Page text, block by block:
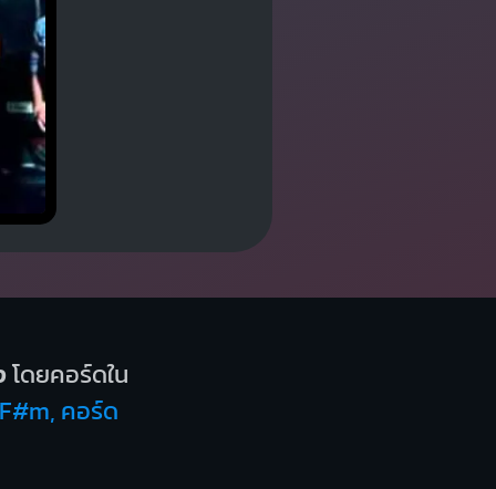
โดยคอร์ดใน
คอร์ด